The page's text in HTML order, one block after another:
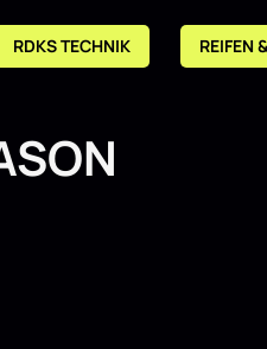
RDKS TECHNIK REIFEN